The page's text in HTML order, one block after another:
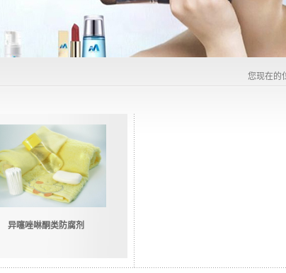
您现在的
异噻唑啉酮类防腐剂